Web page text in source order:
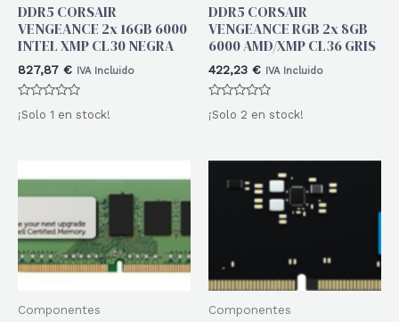
DDR5 CORSAIR
VENGEANCE 2x 16GB 6000
INTEL XMP CL30 NEGRA
827,87 € IVA Incluido
Valorado
con
¡Solo 1 en stock!
DDR5 CORSAIR
VENGEANCE RGB 2x 8GB
6000 AMD/XMP CL36 GRIS
422,23 € IVA Incluido
Valorado
con
¡Solo 2 en stock!
Componentes Componentes